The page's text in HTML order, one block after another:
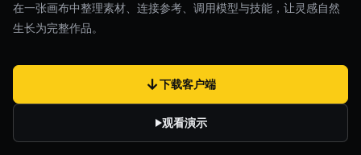
在一张画布中整理素材、连接参考、调用模型与技能，让灵感自然
生长为完整作品。
↓下载客户端
观看演示